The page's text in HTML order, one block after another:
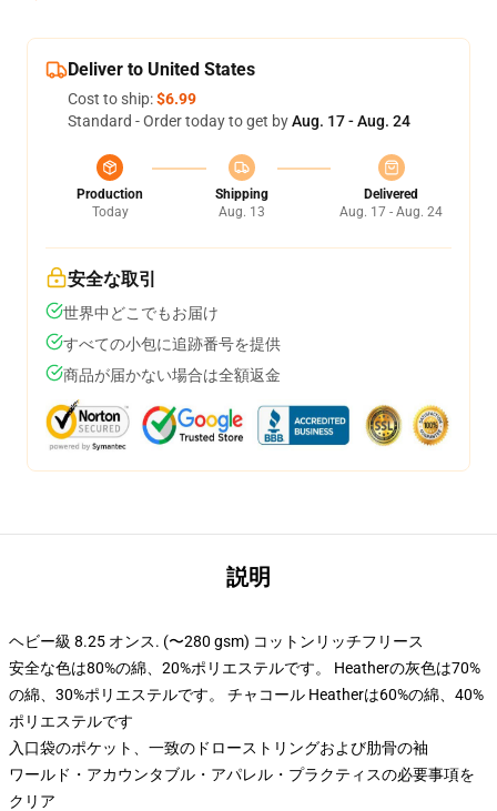
Deliver to United States
Cost to ship:$6.99
Standard - Order today to get byAug. 17 - Aug. 24
Production
Today
Shipping
Aug. 13
Delivered
Aug. 17 - Aug. 24
安全な取引
世界中どこでもお届け
すべての小包に追跡番号を提供
商品が届かない場合は全額返金
説明
ヘビー級 8.25 オンス. (〜280 gsm) コットンリッチフリース
安全な色は80%の綿、20%ポリエステルです。 Heatherの灰色は70%
の綿、30%ポリエステルです。 チャコール Heatherは60%の綿、40%
ポリエステルです
入口袋のポケット、一致のドローストリングおよび肋骨の袖
ワールド・アカウンタブル・アパレル・プラクティスの必要事項を
クリア